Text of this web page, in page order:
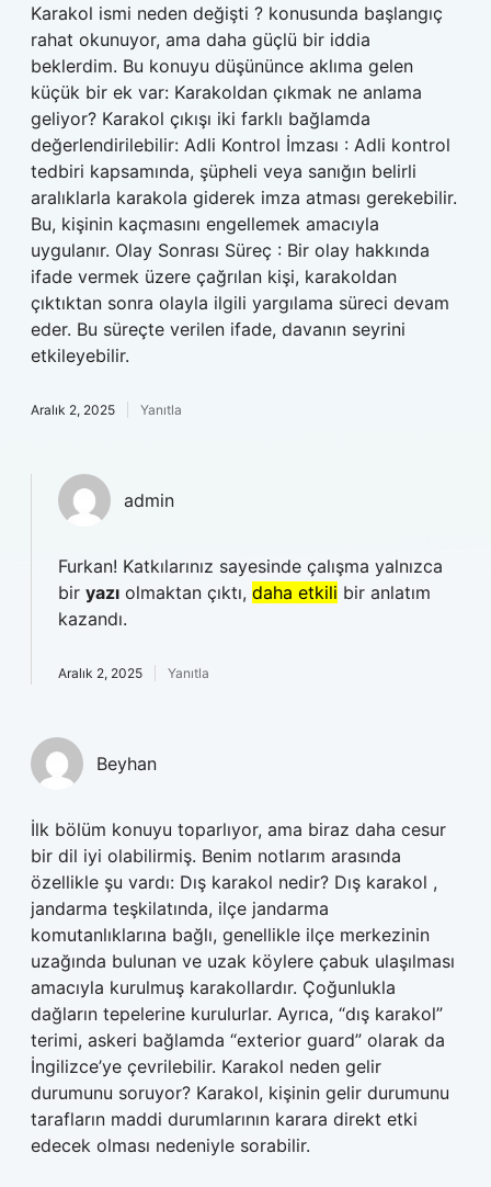
Karakol ismi neden değişti ? konusunda başlangıç
rahat okunuyor, ama daha güçlü bir iddia
beklerdim. Bu konuyu düşününce aklıma gelen
küçük bir ek var: Karakoldan çıkmak ne anlama
geliyor? Karakol çıkışı iki farklı bağlamda
değerlendirilebilir: Adli Kontrol İmzası : Adli kontrol
tedbiri kapsamında, şüpheli veya sanığın belirli
aralıklarla karakola giderek imza atması gerekebilir.
Bu, kişinin kaçmasını engellemek amacıyla
uygulanır. Olay Sonrası Süreç : Bir olay hakkında
ifade vermek üzere çağrılan kişi, karakoldan
çıktıktan sonra olayla ilgili yargılama süreci devam
eder. Bu süreçte verilen ifade, davanın seyrini
etkileyebilir.
Aralık 2, 2025 Yanıtla
admin
Furkan! Katkılarınız sayesinde çalışma yalnızca
bir yazı olmaktan çıktı, daha etkili bir anlatım
kazandı.
Aralık 2, 2025 Yanıtla
Beyhan
İlk bölüm konuyu toparlıyor, ama biraz daha cesur
bir dil iyi olabilirmiş. Benim notlarım arasında
özellikle şu vardı: Dış karakol nedir? Dış karakol ,
jandarma teşkilatında, ilçe jandarma
komutanlıklarına bağlı, genellikle ilçe merkezinin
uzağında bulunan ve uzak köylere çabuk ulaşılması
amacıyla kurulmuş karakollardır. Çoğunlukla
dağların tepelerine kurulurlar. Ayrıca, “dış karakol”
terimi, askeri bağlamda “exterior guard” olarak da
İngilizce’ye çevrilebilir. Karakol neden gelir
durumunu soruyor? Karakol, kişinin gelir durumunu
tarafların maddi durumlarının karara direkt etki
edecek olması nedeniyle sorabilir.